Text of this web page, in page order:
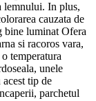
lemnului. In plus,
cauzata de
bine luminat Ofera
si racoros vara,
temperatura
unele
tip de
parchetul